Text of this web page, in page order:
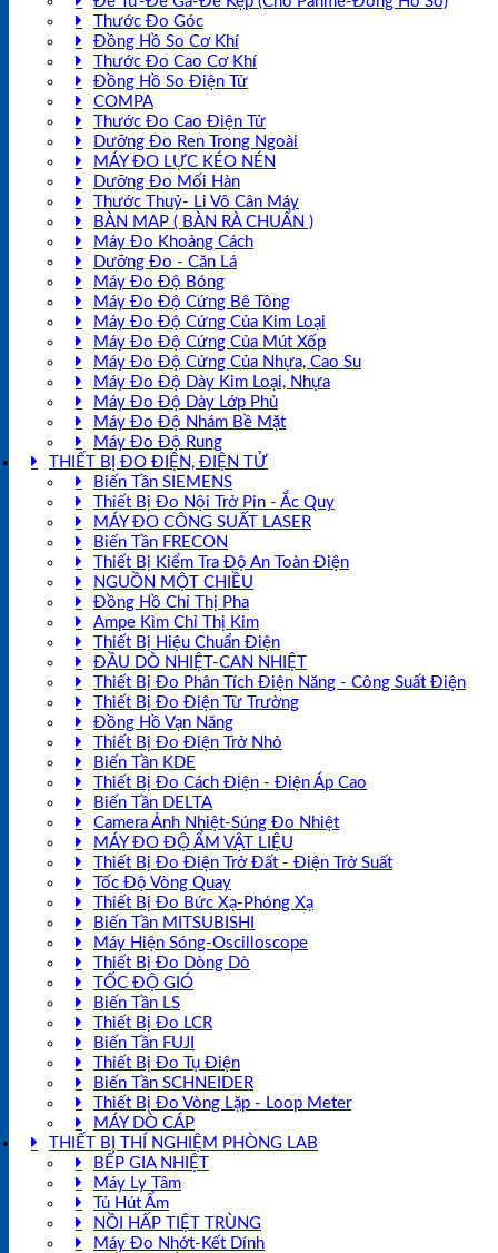
Thước Đo Góc
Đồng Hồ So Cơ Khí
Thước Đo Cao Cơ Khí
Đồng Hồ So Điện Tử
COMPA
Thước Đo Cao Điện Tử
Dưỡng Đo Ren Trong Ngoài
MÁY ĐO LỰC KÉO NÉN
Dưỡng Đo Mối Hàn
Thước Thuỷ- Li Vô Cân Máy
BÀN MAP ( BÀN RÀ CHUẨN )
Máy Đo Khoảng Cách
Dưỡng Đo - Căn Lá
Máy Đo Độ Bóng
Máy Đo Độ Cứng Bê Tông
Máy Đo Độ Cứng Của Kim Loại
Máy Đo Độ Cứng Của Mút Xốp
Máy Đo Độ Cứng Của Nhựa, Cao Su
Máy Đo Độ Dày Kim Loại, Nhựa
Máy Đo Độ Dày Lớp Phủ
Máy Đo Độ Nhám Bề Mặt
Máy Đo Độ Rung
THIẾT BỊ ĐO ĐIỆN, ĐIỆN TỬ
Biến Tần SIEMENS
Thiết Bị Đo Nội Trở Pin - Ắc Quy
MÁY ĐO CÔNG SUẤT LASER
Biến Tần FRECON
Thiết Bị Kiểm Tra Độ An Toàn Điện
NGUỒN MỘT CHIỀU
Đồng Hồ Chỉ Thị Pha
Ampe Kìm Chỉ Thị Kim
Thiết Bị Hiệu Chuẩn Điện
ĐẦU DÒ NHIỆT-CAN NHIỆT
Thiết Bị Đo Phân Tích Điện Năng - Công Suất Điện
Thiết Bị Đo Điện Từ Trường
Đồng Hồ Vạn Năng
Thiết Bị Đo Điện Trở Nhỏ
Biến Tần KDE
Thiết Bị Đo Cách Điện - Điện Áp Cao
Biến Tần DELTA
Camera Ảnh Nhiệt-Súng Đo Nhiệt
MÁY ĐO ĐỘ ẨM VẬT LIỆU
Thiết Bị Đo Điện Trở Đất - Điện Trở Suất
Tốc Độ Vòng Quay
Thiết Bị Đo Bức Xạ-Phóng Xạ
Biến Tần MITSUBISHI
Máy Hiện Sóng-Oscilloscope
Thiết Bị Đo Dòng Dò
TỐC ĐỘ GIÓ
Biến Tần LS
Thiết Bị Đo LCR
Biến Tần FUJI
Thiết Bị Đo Tụ Điện
Biến Tần SCHNEIDER
Thiết Bị Đo Vòng Lặp - Loop Meter
MÁY DÒ CÁP
THIẾT BỊ THÍ NGHIỆM PHÒNG LAB
BẾP GIA NHIỆT
Máy Ly Tâm
Tủ Hút Ẩm
NỒI HẤP TIỆT TRÙNG
Máy Đo Nhớt-Kết Dính